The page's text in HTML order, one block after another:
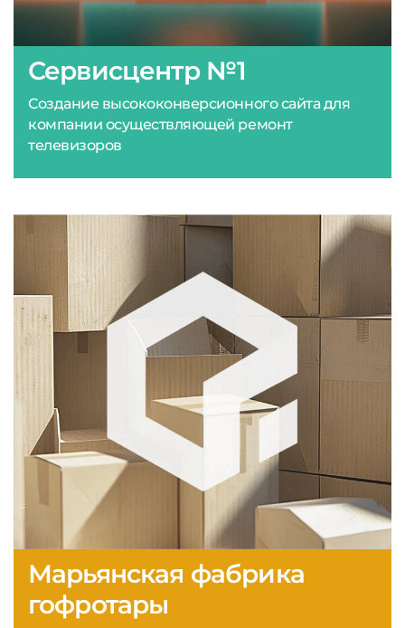
Марьянская фабрика
гофротары
Сервисцентр №1
Создание высококонверсионного сайта для
компании осуществляющей ремонт
телевизоров